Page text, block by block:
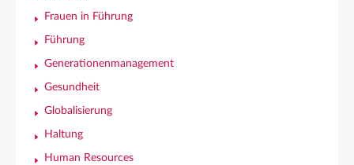
Frauen in Führung
Führung
Generationenmanagement
Gesundheit
Globalisierung
Haltung
Human Resources